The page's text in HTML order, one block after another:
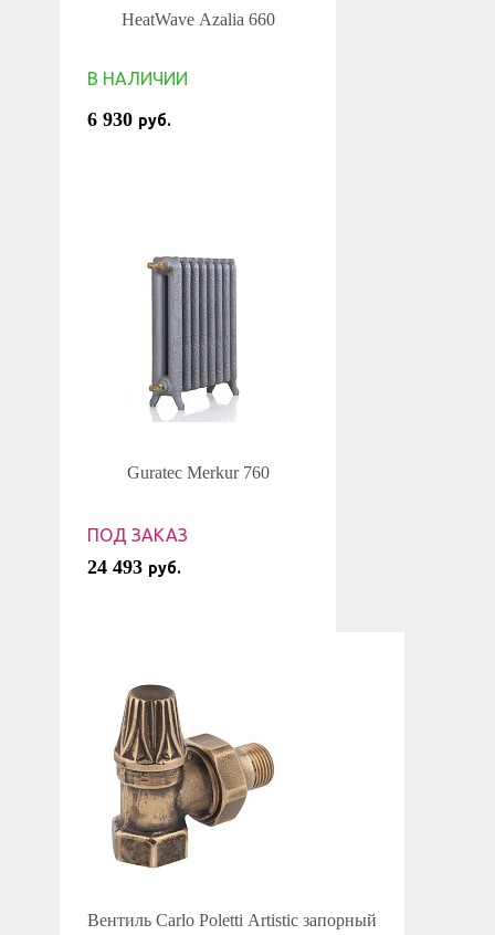
HeatWave Azalia 660
В НАЛИЧИИ
6 930 руб.
Guratec Merkur 760
ПОД ЗАКАЗ
24 493 руб.
Вентиль Carlo Poletti Artistic запорный